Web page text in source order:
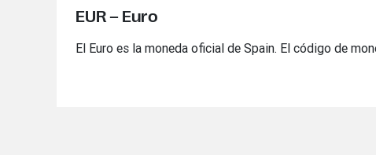
EUR – Euro
El Euro es la moneda oficial de Spain. El código de